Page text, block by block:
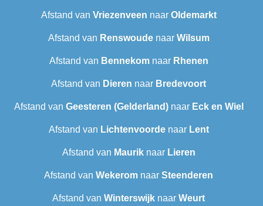
Afstand van Vriezenveen naar Oldemarkt
Afstand van Renswoudenaar Wilsum
Afstand van Bennekomnaar Rhenen
Afstand van Dieren naar Bredevoort
Afstand van Geesteren (Gelderland)naar Eck en Wiel
Afstand van Lichtenvoordenaar Lent
Afstand van Mauriknaar Lieren
Afstand van Wekerom naar Steenderen
Afstand van Winterswijk naar Weurt